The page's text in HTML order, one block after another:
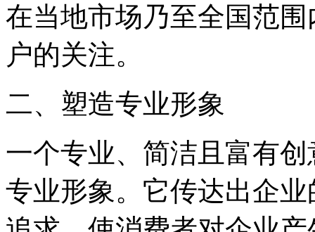
在当地市场乃至全国范
户的关注。
二、塑造专业形象
一个专业、简洁且富有
专业形象。它传达出企